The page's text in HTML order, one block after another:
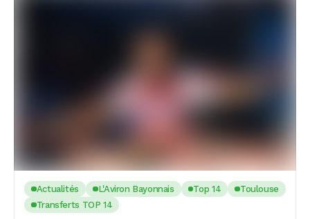
Actualités L'Aviron Bayonnais Top 14
Toulouse
Transferts TOP 14